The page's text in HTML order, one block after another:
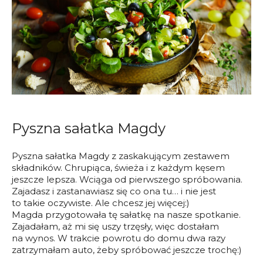
Pyszna sałatka Magdy
Pyszna sałatka Magdy z zaskakującym zestawem
składników. Chrupiąca, świeża i z każdym kęsem
jeszcze lepsza. Wciąga od pierwszego spróbowania.
Zajadasz i zastanawiasz się co ona tu… i nie jest
to takie oczywiste. Ale chcesz jej więcej:)
Magda przygotowała tę sałatkę na nasze spotkanie.
Zajadałam, aż mi się uszy trzęsły, więc dostałam
na wynos. W trakcie powrotu do domu dwa razy
zatrzymałam auto, żeby spróbować jeszcze trochę:)